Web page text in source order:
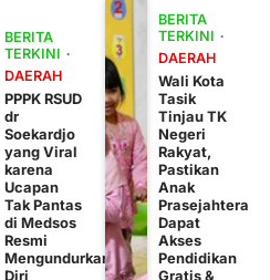
BERITA
TERKINI
DAERAH
PPPK RSUD
dr
Soekardjo
yang Viral
karena
Ucapan
Tak Pantas
di Medsos
Resmi
Mengundurkan
Diri
BERITA
TERKINI
DAERAH
Wali Kota
Tasik
Tinjau TK
Negeri
Rakyat,
Pastikan
Anak
Prasejahtera
Dapat
Akses
Pendidikan
Gratis &